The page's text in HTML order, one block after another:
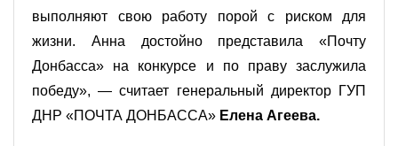
выполняют свою работу порой с риском для
жизни. Анна достойно представила «Почту
Донбасса» на конкурсе и по праву заслужила
победу», — считает генеральный директор ГУП
ДНР «ПОЧТА ДОНБАССА» Елена Агеева.